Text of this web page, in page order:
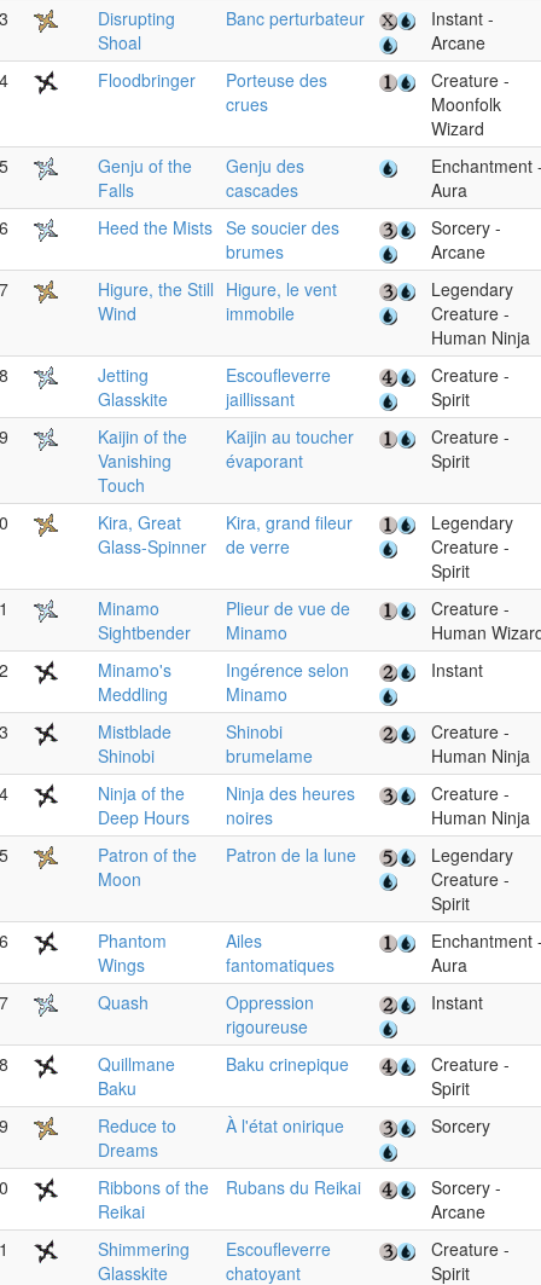
Disrupting
Shoal
Banc perturbateur
Instant -
Arcane
Floodbringer
Porteuse des
crues
Creature -
Moonfolk
Wizard
Genju of the
Falls
Genju des
cascades
Enchantment
Aura
Heed the Mists Se soucier des
brumes
Sorcery -
Arcane
Higure, the Still
Wind
Higure, le vent
immobile
Legendary
Creature -
Human Ninja
Jetting
Glasskite
Escoufleverre
jaillissant
Creature -
Spirit
Kaijin of the
Vanishing
Touch
Kaijin au toucher
évaporant
Creature -
Spirit
Kira, Great
Glass-Spinner
Kira, grand fileur
de verre
Legendary
Creature -
Spirit
Minamo
Sightbender
Plieur de vue de
Minamo
Creature -
Human
Minamo's
Meddling
Ingérence selon
Minamo
Instant
Mistblade
Shinobi
Shinobi
brumelame
Creature -
Human Ninja
Ninja of the
Deep Hours
Ninja des heures
noires
Creature -
Human Ninja
Patron of the
Moon
Patron de la lune
Legendary
Creature -
Spirit
Phantom
Wings
Ailes
fantomatiques
Enchantment
Aura
Quash
Oppression
rigoureuse
Instant
Quillmane
Baku
Baku crinepique
Creature -
Spirit
Reduce to
Dreams
À l'état onirique Sorcery
Ribbons of the
Reikai
Rubans du Reikai
Sorcery -
Arcane
Shimmering
Glasskite
Escoufleverre
chatoyant
Creature -
Spirit